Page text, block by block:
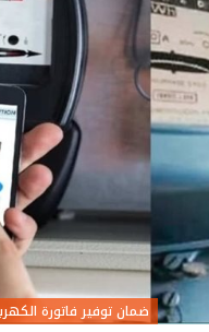
ضمان توفير فاتورة